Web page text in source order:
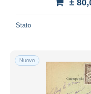
±
Stato
Nuovo